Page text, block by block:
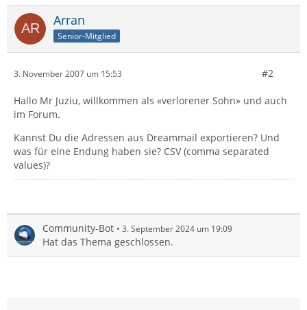
Arran
Senior-Mitglied
3. November 2007 um 15:53 #2
Hallo Mr Juziu, willkommen als «verlorener Sohn» und auch
im Forum.
Kannst Du die Adressen aus Dreammail exportieren? Und
was für eine Endung haben sie? CSV (comma separated
values)?
Community-Bot 3. September 2024 um 19:09
Hat das Thema geschlossen.